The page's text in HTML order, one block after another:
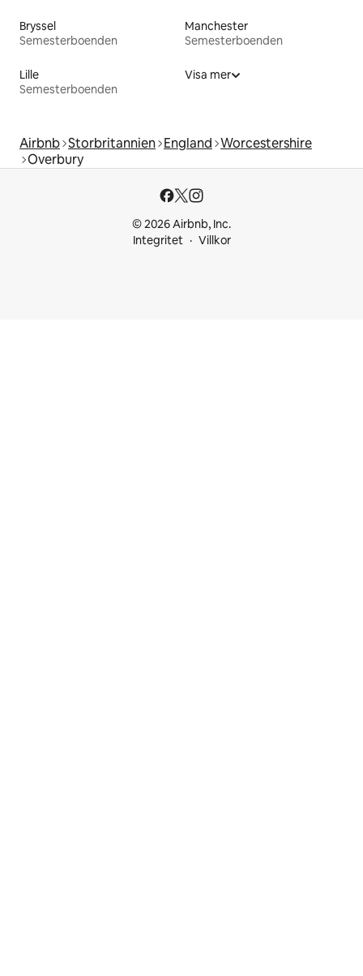
Bryssel
Semesterboenden
Manchester
Semesterboenden
Lille
Semesterboenden
Visa mer
Airbnb Storbritannien England Worcestershire
Overbury
© 2026 Airbnb, Inc.
Integritet
Villkor